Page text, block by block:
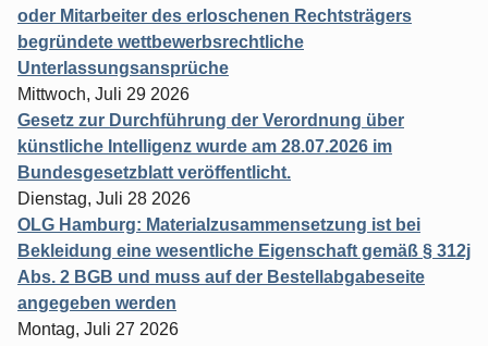
oder Mitarbeiter des erloschenen Rechtsträgers
begründete wettbewerbsrechtliche
Unterlassungsansprüche
Mittwoch, Juli 29 2026
Gesetz zur Durchführung der Verordnung über
künstliche Intelligenz wurde am 28.07.2026 im
Bundesgesetzblatt veröffentlicht.
Dienstag, Juli 28 2026
OLG Hamburg: Materialzusammensetzung ist bei
Bekleidung eine wesentliche Eigenschaft gemäß § 312j
Abs. 2 BGB und muss auf der Bestellabgabeseite
angegeben werden
Montag, Juli 27 2026